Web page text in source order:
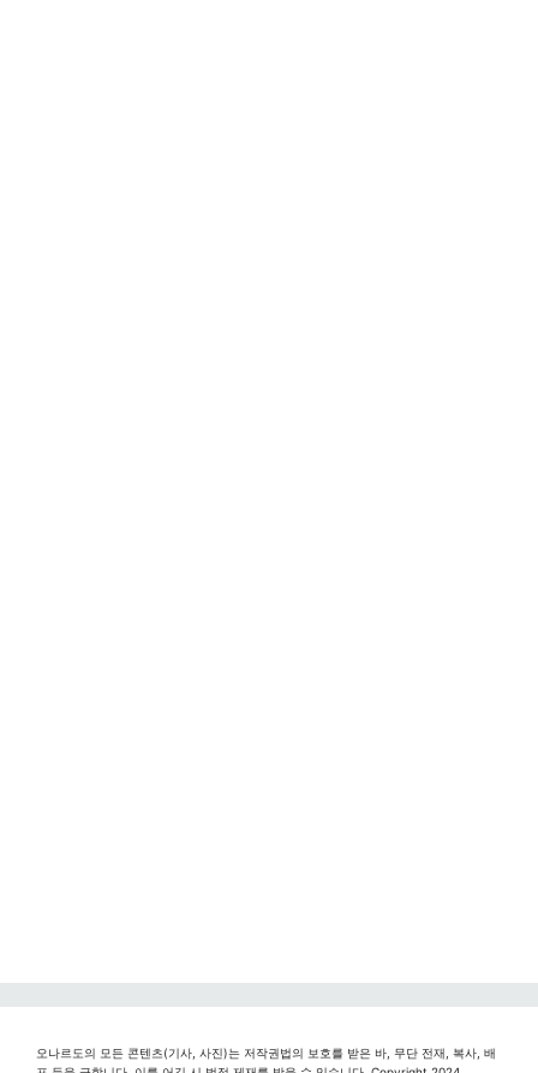
오나르도의 모든 콘텐츠(기사, 사진)는 저작권법의 보호를 받은 바, 무단 전재, 복사, 배